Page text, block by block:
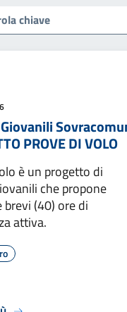
PROVE DI VOLO
è un progetto di
che propone
brevi (40) ore di
attiva.